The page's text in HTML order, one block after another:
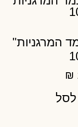
המרגניות"
₪